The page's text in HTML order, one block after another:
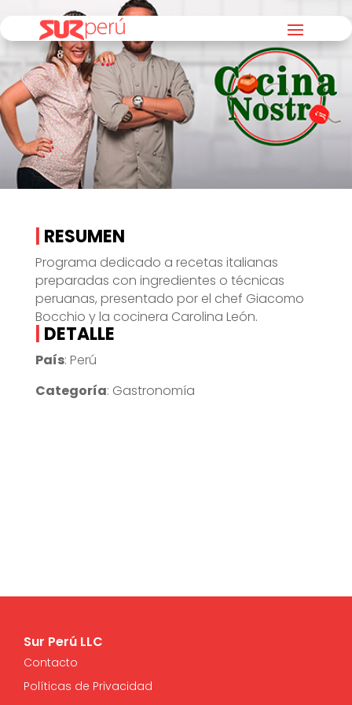
RESUMEN
Programa dedicado a recetas italianas
preparadas con ingredientes o técnicas
peruanas, presentado por el chef Giacomo
Bocchio y la cocinera Carolina León.
DETALLE
País: Perú
Categoría: Gastronomía
Sur Perú LLC
Contacto
Políticas de Privacidad